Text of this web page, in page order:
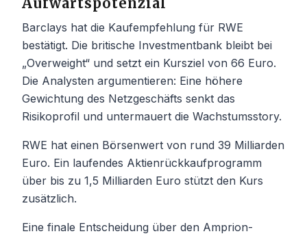
Barclays hat die Kaufempfehlung für RWE
bestätigt. Die britische Investmentbank bleibt bei
„Overweight“ und setzt ein Kursziel von 66 Euro.
Die Analysten argumentieren: Eine höhere
Gewichtung des Netzgeschäfts senkt das
Risikoprofil und untermauert die Wachstumsstory.
RWE hat einen Börsenwert von rund 39 Milliarden
Euro. Ein laufendes Aktienrückkaufprogramm
über bis zu 1,5 Milliarden Euro stützt den Kurs
zusätzlich.
Eine finale Entscheidung über den Amprion-